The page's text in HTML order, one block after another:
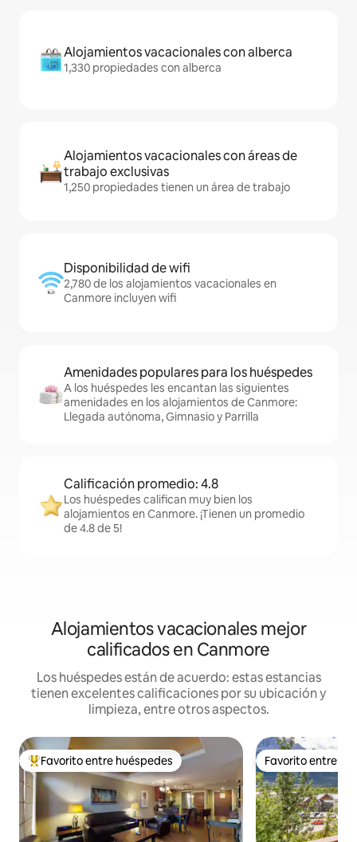
Alojamientos vacacionales con alberca
1,330 propiedades con alberca
Alojamientos vacacionales con áreas de
trabajo exclusivas
1,250 propiedades tienen un área de trabajo
Disponibilidad de wifi
2,780 de los alojamientos vacacionales en
Canmore incluyen wifi
Amenidades populares para los huéspedes
A los huéspedes les encantan las siguientes
amenidades en los alojamientos de Canmore:
Llegada autónoma, Gimnasio y Parrilla
Calificación promedio: 4.8
Los huéspedes califican muy bien los
alojamientos en Canmore. ¡Tienen un promedio
de 4.8 de 5!
Alojamientos vacacionales mejor
calificados en Canmore
Los huéspedes están de acuerdo: estas estancias
tienen excelentes calificaciones por su ubicación y
limpieza, entre otros aspectos.
De los mejores en Favorito entre huéspedes
Favorito entre huéspedes Favorito entre
Favorito entre